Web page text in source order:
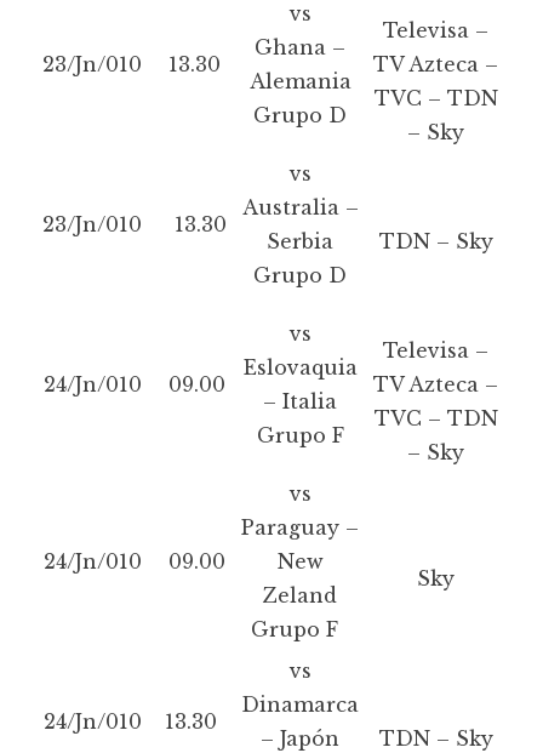
23/Jn/010 13.30
vs
Ghana –
Alemania
Grupo D
Televisa –
TV Azteca –
TVC – TDN
– Sky
23/Jn/010 13.30
vs
Australia –
Serbia
Grupo D
TDN – Sky
24/Jn/010 09.00
vs
Eslovaquia
– Italia
Grupo F
Televisa –
TV Azteca –
TVC – TDN
– Sky
24/Jn/010 09.00
vs
Paraguay –
New
Zeland
Grupo F
Sky
24/Jn/010 13.30
vs
Dinamarca
– Japón
TDN – Sky